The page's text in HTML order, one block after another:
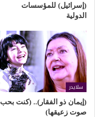
(إسرائيل) للمؤسسات
الدولية
سلايدر
(إيمان ذو الفقار).. (كنت بحب
صوت زعيقها)